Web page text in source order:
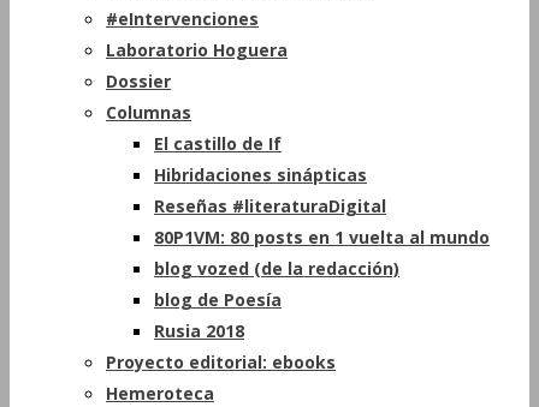
#eIntervenciones
Laboratorio Hoguera
Dossier
Columnas
El castillo de If
Hibridaciones sinápticas
Reseñas #literaturaDigital
80P1VM: 80 posts en 1 vuelta al mundo
blog vozed (de la redacción)
blog de Poesía
Rusia 2018
Proyecto editorial: ebooks
Hemeroteca